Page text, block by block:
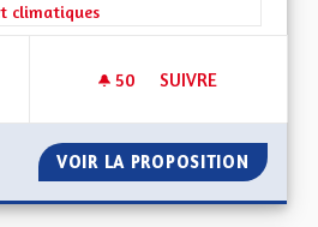
climatiques
50 50 ABONNÉS
SUIVRE
VOIR LA PROPOSITION